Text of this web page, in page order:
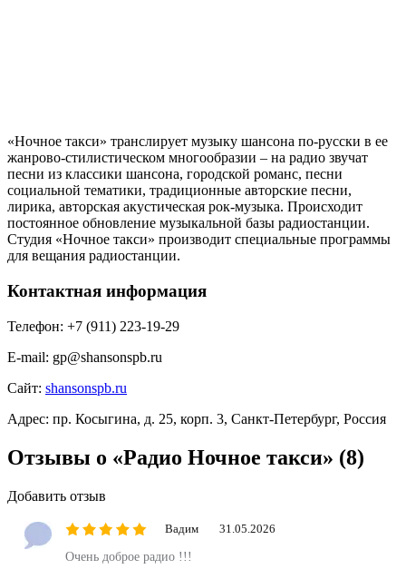
«Ночное такси» транслирует музыку шансона по-русски в ее
жанрово-стилистическом многообразии – на радио звучат
песни из классики шансона, городской романс, песни
социальной тематики, традиционные авторские песни,
лирика, авторская акустическая рок-музыка. Происходит
постоянное обновление музыкальной базы радиостанции.
Студия «Ночное такси» производит специальные программы
для вещания радиостанции.
Контактная информация
Телефон: +7 (911) 223-19-29
E-mail: gp@shansonspb.ru
Сайт: shansonspb.ru
Адрес: пр. Косыгина, д. 25, корп. 3, Санкт-Петербург, Россия
Отзывы о «Радио Ночное такси» (8)
Добавить отзыв
Вадим 31.05.2026
Очень доброе радио !!!